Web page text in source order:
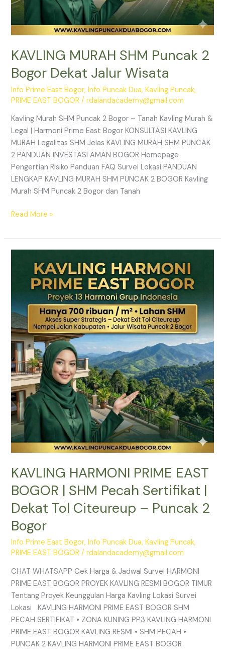
KAVLING MURAH SHM Puncak 2
Bogor Dekat Jalur Wisata
Info Prime East Bogor,Info Puncak Dua,Kavling Puncak,
PRIME EAST BOGOR /rdalandacademy@gmail.com
Kavling Murah SHM Puncak 2 Bogor – Tanah Kavling Murah &
Legal | Harmoni Prime East Bogor KONSULTASI KAVLING
MURAH Legalitas SHM Jelas KAVLING MURAH SHM PUNCAK
2 PANDUAN INVESTASI AMAN BOGOR Homepage
Pengertian Risiko Panduan FAQ Survei Lokasi PANDUAN
LENGKAP KAVLING MURAH SHM PUNCAK 2 BOGOR Kavling
Murah SHM Puncak 2 Bogor dan Tanah
Read More »
KAVLING HARMONI PRIME EAST
BOGOR | SHM Pecah Sertifikat |
Dekat Tol Citeureup – Puncak 2
Bogor
Info Prime East Bogor,Info Puncak Dua,Kavling Puncak,
PRIME EAST BOGOR /rdalandacademy@gmail.com
CHAT WHATSAPP Cek Harga & Jadwal Survei HARMONI
PRIME EAST BOGOR PROYEK KAVLING RESMI BOGOR TIMUR
Tentang Proyek Keunggulan Harga Kavling Lokasi Survei
Lokasi KAVLING HARMONI PRIME EAST BOGOR SHM
PECAH SERTIFIKAT • ZONA KUNING PP3 KAVLING HARMONI
PRIME EAST BOGOR KAVLING RESMI • SHM PECAH •
PUNCAK 2 KAVLING HARMONI PRIME EAST BOGOR
HARMONI
BOGOR
|
SHM
Pecah
Sertifikat
|
Dekat
Tol
Citeureup
–
Puncak
2